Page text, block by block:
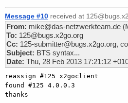
Message #10 received at
From: mike@das-netzwerkteam.de
To: 125@bugs.x2go.org
Cc: 125-submitter@bugs.x2go.org,
Subject: BTS syntax...
Date: Thu, 28 Feb 2013 17:21:12
reassign #125 x2goclient
found #125 4.0.0.3
thanks